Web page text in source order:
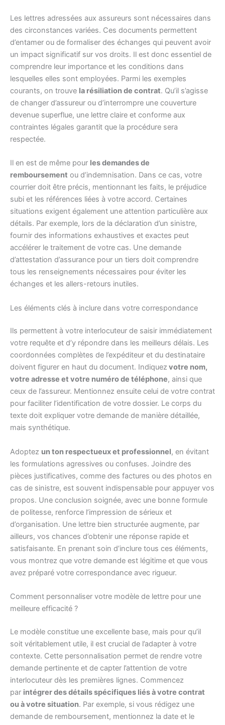
Les lettres adressées aux assureurs sont nécessaires dans
des circonstances variées. Ces documents permettent
d’entamer ou de formaliser des échanges qui peuvent avoir
un impact significatif sur vos droits. Il est donc essentiel de
comprendre leur importance et les conditions dans
lesquelles elles sont employées. Parmi les exemples
courants, on trouve la résiliation de contrat. Qu’il s’agisse
de changer d’assureur ou d’interrompre une couverture
devenue superflue, une lettre claire et conforme aux
contraintes légales garantit que la procédure sera
respectée.
Il en est de même pour les demandes de
remboursement ou d’indemnisation. Dans ce cas, votre
courrier doit être précis, mentionnant les faits, le préjudice
subi et les références liées à votre accord. Certaines
situations exigent également une attention particulière aux
détails. Par exemple, lors de la déclaration d’un sinistre,
fournir des informations exhaustives et exactes peut
accélérer le traitement de votre cas. Une demande
d’attestation d’assurance pour un tiers doit comprendre
tous les renseignements nécessaires pour éviter les
échanges et les allers-retours inutiles.
Les éléments clés à inclure dans votre correspondance
Ils permettent à votre interlocuteur de saisir immédiatement
votre requête et d’y répondre dans les meilleurs délais. Les
coordonnées complètes de l’expéditeur et du destinataire
doivent figurer en haut du document. Indiquez votre nom,
votre adresse et votre numéro de téléphone, ainsi que
ceux de l’assureur. Mentionnez ensuite celui de votre contrat
pour faciliter l’identification de votre dossier. Le corps du
texte doit expliquer votre demande de manière détaillée,
mais synthétique.
Adoptez un ton respectueux et professionnel, en évitant
les formulations agressives ou confuses. Joindre des
pièces justificatives, comme des factures ou des photos en
cas de sinistre, est souvent indispensable pour appuyer vos
propos. Une conclusion soignée, avec une bonne formule
de politesse, renforce l’impression de sérieux et
d’organisation. Une lettre bien structurée augmente, par
ailleurs, vos chances d’obtenir une réponse rapide et
satisfaisante. En prenant soin d’inclure tous ces éléments,
vous montrez que votre demande est légitime et que vous
avez préparé votre correspondance avec rigueur.
Comment personnaliser votre modèle de lettre pour une
meilleure efficacité ?
Le modèle constitue une excellente base, mais pour qu’il
soit véritablement utile, il est crucial de l’adapter à votre
contexte. Cette personnalisation permet de rendre votre
demande pertinente et de capter l’attention de votre
interlocuteur dès les premières lignes. Commencez
par intégrer des détails spécifiques liés à votre contrat
ou à votre situation. Par exemple, si vous rédigez une
demande de remboursement, mentionnez la date et le